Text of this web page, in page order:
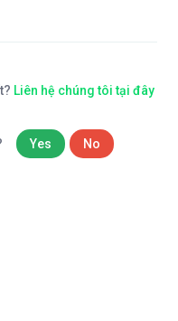
Liên hệ chúng tôi tại đây
Yes No